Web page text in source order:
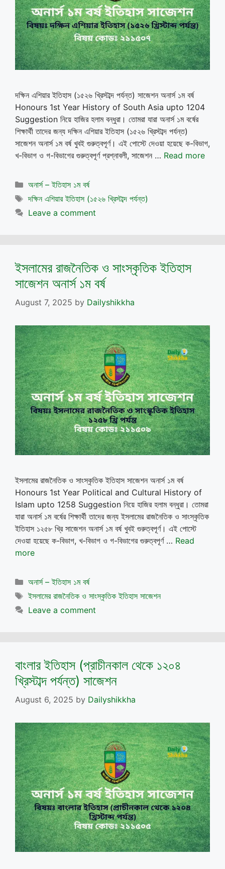
দক্ষিন এশিয়ার ইতিহাস (১৫২৬ খ্রিস্টাব্দ পর্যন্ত) সাজেশন অনার্স ১ম বর্ষ
Honours 1st Year History of South Asia upto 1204
Suggestion নিয়ে হাজির হলাম বন্ধুরা। তোমরা যারা অনার্স ১ম বর্ষের
শিক্ষার্থী তাদের জন্য দক্ষিন এশিয়ার ইতিহাস (১৫২৬ খ্রিস্টাব্দ পর্যন্ত)
সাজেশন অনার্স ১ম বর্ষ খুবই গুরুত্বপূর্ণ। এই পোস্টে দেওয়া হয়েছে ক-বিভাগ,
খ-বিভাগ ও গ-বিভাগের গুরুত্বপূর্ণ প্রশ্নাবলী, সাজেশন … Read more
Categories
অনার্স – ইতিহাস ১ম বর্ষ
Tags
দক্ষিন এশিয়ার ইতিহাস (১৫২৬ খ্রিস্টাব্দ পর্যন্ত)
Leave a comment
ইসলামের রাজনৈতিক ও সাংস্কৃতিক ইতিহাস
সাজেশন অনার্স ১ম বর্ষ
August 7, 2025 by Dailyshikkha
ইসলামের রাজনৈতিক ও সাংস্কৃতিক ইতিহাস সাজেশন অনার্স ১ম বর্ষ
Honours 1st Year Political and Cultural History of
Islam upto 1258 Suggestion নিয়ে হাজির হলাম বন্ধুরা। তোমরা
যারা অনার্স ১ম বর্ষের শিক্ষার্থী তাদের জন্য ইসলামের রাজনৈতিক ও সাংস্কৃতিক
ইতিহাস ১২৫৮ খ্রি সাজেশন অনার্স ১ম বর্ষ খুবই গুরুত্বপূর্ণ। এই পোস্টে
দেওয়া হয়েছে ক-বিভাগ, খ-বিভাগ ও গ-বিভাগের গুরুত্বপূর্ণ … Read
more
Categories
অনার্স – ইতিহাস ১ম বর্ষ
Tags
ইসলামের রাজনৈতিক ও সাংস্কৃতিক ইতিহাস সাজেশন
Leave a comment
বাংলার ইতিহাস (প্রাচীনকাল থেকে ১২০৪
খ্রিস্টাব্দ পর্যন্ত) সাজেশন
August 6, 2025 by Dailyshikkha